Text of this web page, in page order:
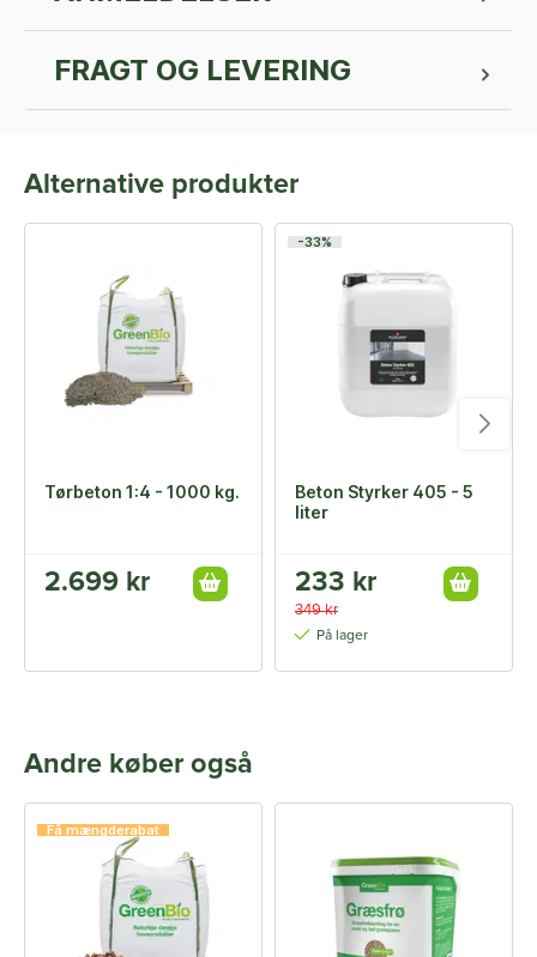
FRAGT OG LEVERING
Alternative produkter
Tørbeton 1:4 - 1000 kg.
2.699 kr
-33%
Beton Styrker 405 - 5
liter
233 kr
349 kr
På lager
Andre køber også
Få mængderabat